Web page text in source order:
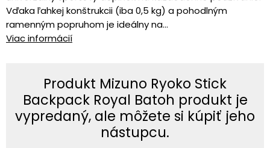
Vďaka ľahkej konštrukcii (iba 0,5 kg) a pohodlným
ramenným popruhom je ideálny na...
Viac informácií
Produkt Mizuno Ryoko Stick
Backpack Royal Batoh produkt je
vypredaný, ale môžete si kúpiť jeho
nástupcu.